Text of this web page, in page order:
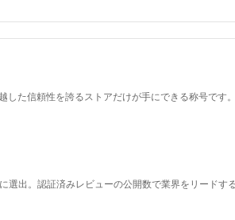
した信頼性を誇るストアだけが手にできる称号です。
選出。認証済みレビューの公開数で業界をリードす